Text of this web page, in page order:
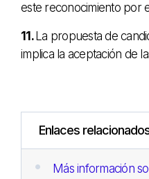
este reconocimiento por
11. La propuesta de
implica la aceptación de
Enlaces
Más información